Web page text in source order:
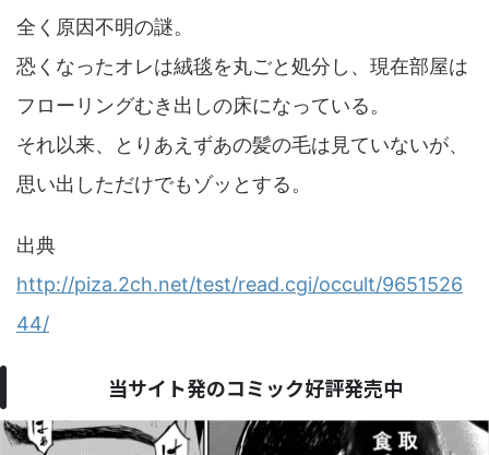
全く原因不明の謎。
恐くなったオレは絨毯を丸ごと処分し、現在部屋は
フローリングむき出しの床になっている。
それ以来、とりあえずあの髪の毛は見ていないが、
思い出しただけでもゾッとする。
出典
http://piza.2ch.net/test/read.cgi/occult/9651526
44/
当サイト発のコミック好評発売中